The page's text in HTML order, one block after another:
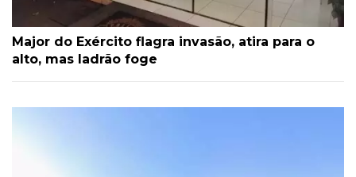
Major do Exército flagra invasão, atira para o
alto, mas ladrão foge